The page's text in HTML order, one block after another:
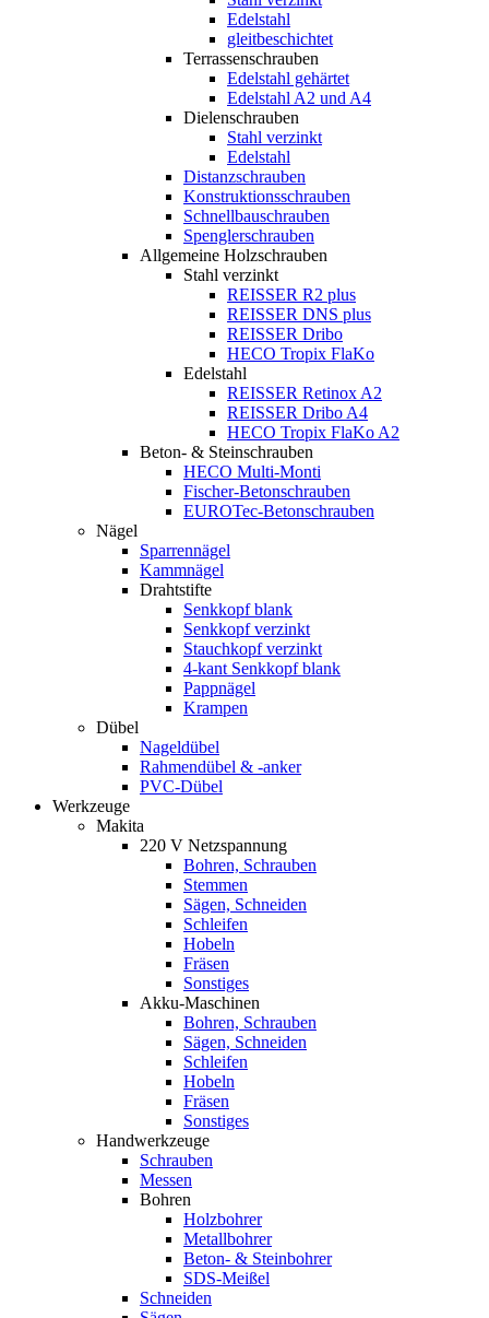
Edelstahl
gleitbeschichtet
Terrassenschrauben
Edelstahl gehärtet
Edelstahl A2 und A4
Dielenschrauben
Stahl verzinkt
Edelstahl
Distanzschrauben
Konstruktionsschrauben
Schnellbauschrauben
Spenglerschrauben
Allgemeine Holzschrauben
Stahl verzinkt
REISSER R2 plus
REISSER DNS plus
REISSER Dribo
HECO Tropix FlaKo
Edelstahl
REISSER Retinox A2
REISSER Dribo A4
HECO Tropix FlaKo A2
Beton- & Steinschrauben
HECO Multi-Monti
Fischer-Betonschrauben
EUROTec-Betonschrauben
Nägel
Sparrennägel
Kammnägel
Drahtstifte
Senkkopf blank
Senkkopf verzinkt
Stauchkopf verzinkt
4-kant Senkkopf blank
Pappnägel
Krampen
Dübel
Nageldübel
Rahmendübel & -anker
PVC-Dübel
Werkzeuge
Makita
220 V Netzspannung
Bohren, Schrauben
Stemmen
Sägen, Schneiden
Schleifen
Hobeln
Fräsen
Sonstiges
Akku-Maschinen
Bohren, Schrauben
Sägen, Schneiden
Schleifen
Hobeln
Fräsen
Sonstiges
Handwerkzeuge
Schrauben
Messen
Bohren
Holzbohrer
Metallbohrer
Beton- & Steinbohrer
SDS-Meißel
Schneiden